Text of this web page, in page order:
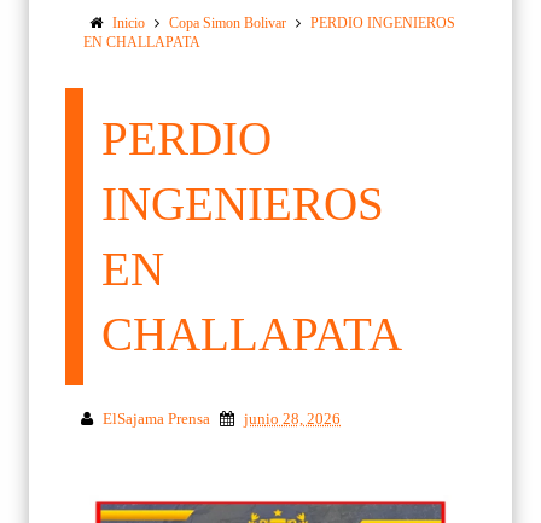
Inicio Copa Simon Bolivar
PERDIO INGENIEROS
EN CHALLAPATA
PERDIO
INGENIEROS
EN
CHALLAPATA
ElSajama Prensa junio 28, 2026